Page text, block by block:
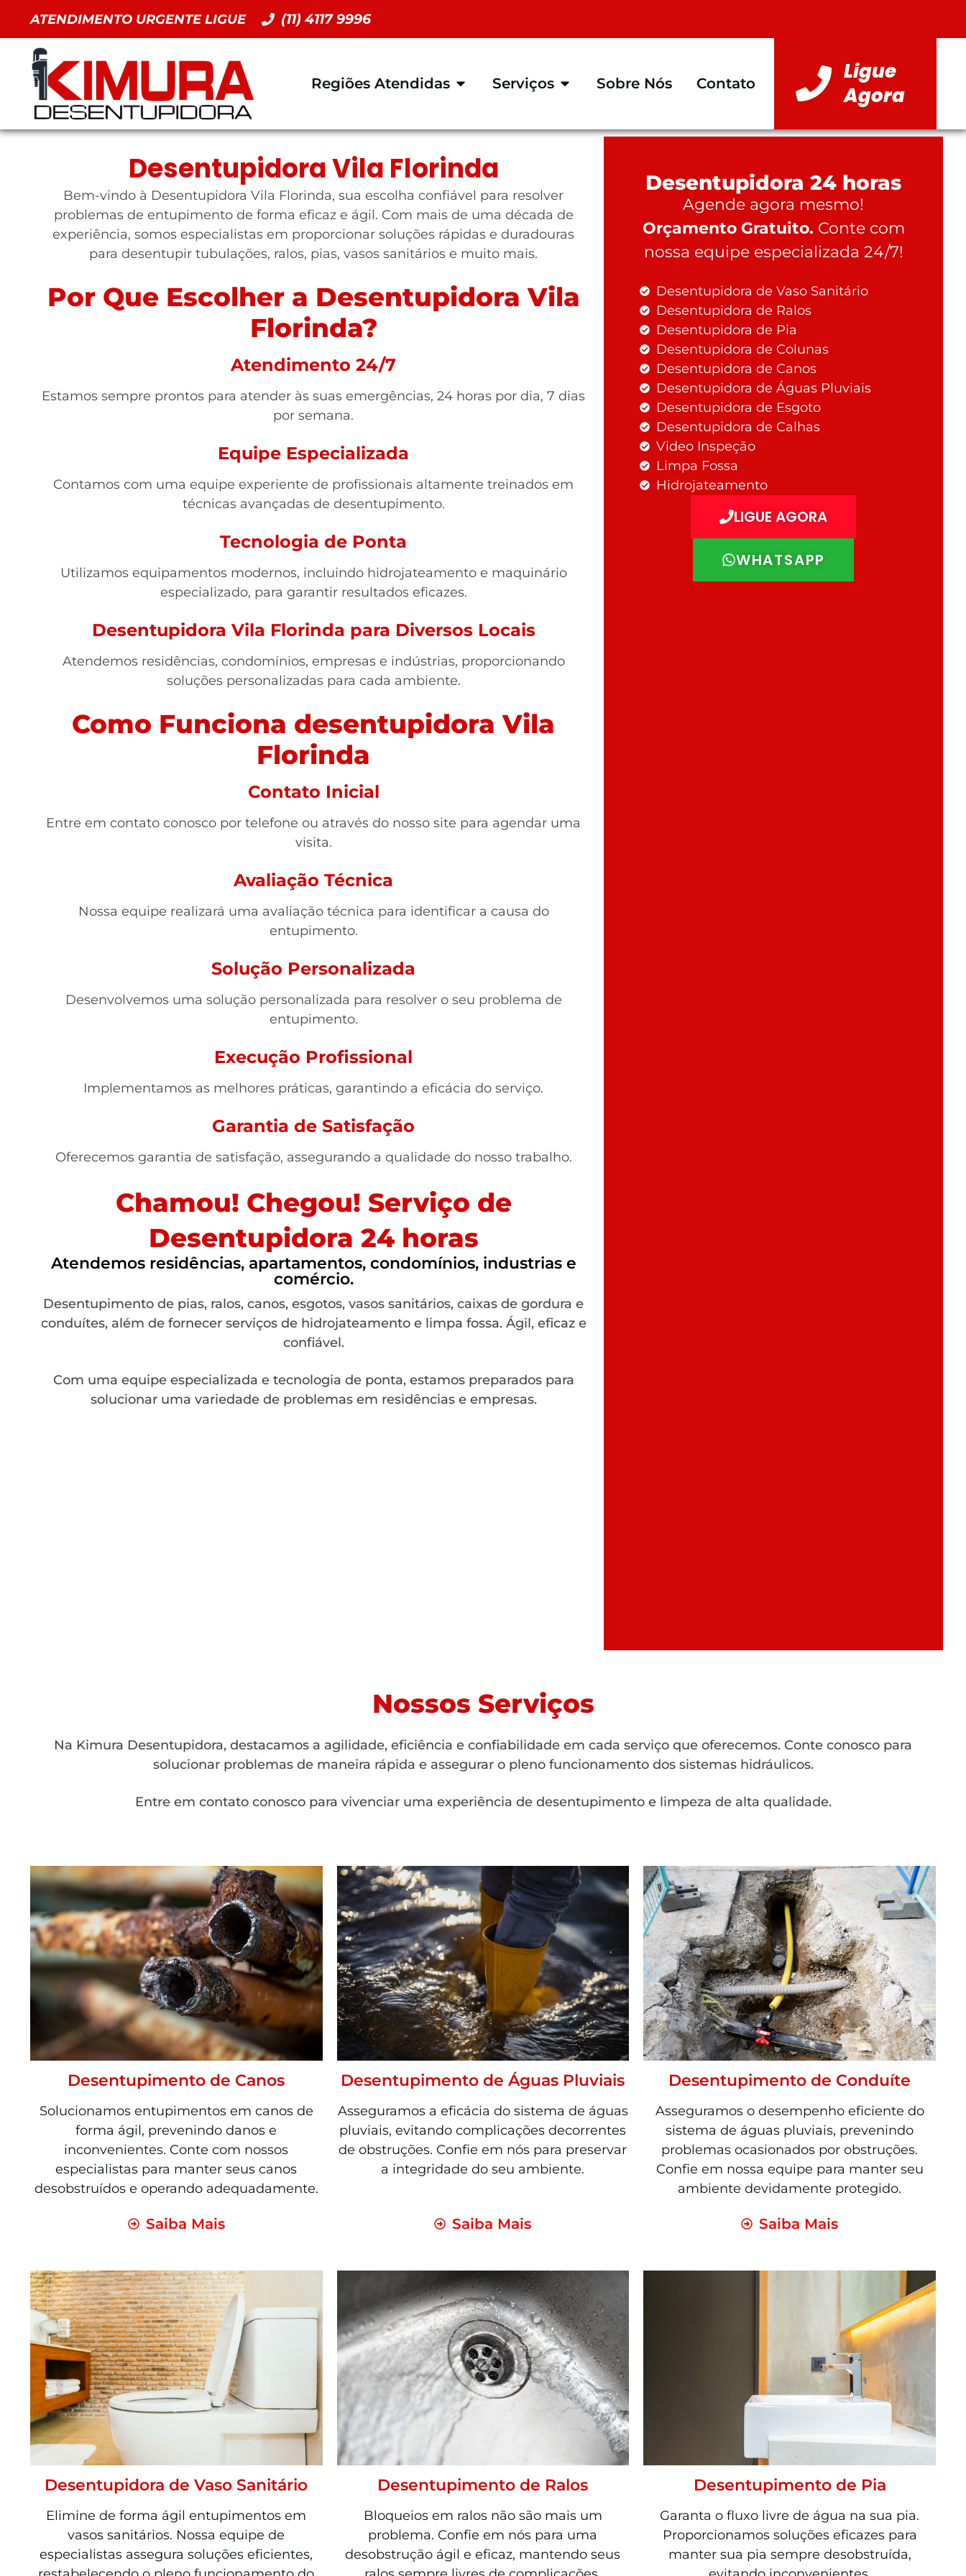
ATENDIMENTO URGENTE LIGUE (11) 4117 9996
Regiões Atendidas Serviços Sobre Nós Contato
Ligue
Agora
Desentupidora Vila Florinda
Bem-vindo à Desentupidora Vila Florinda, sua escolha confiável para resolver
problemas de entupimento de forma eficaz e ágil. Com mais de uma década de
experiência, somos especialistas em proporcionar soluções rápidas e duradouras
para desentupir tubulações, ralos, pias, vasos sanitários e muito mais.
Por Que Escolher a Desentupidora Vila
Florinda?
Atendimento 24/7
Estamos sempre prontos para atender às suas emergências, 24 horas por dia, 7 dias
por semana.
Equipe Especializada
Contamos com uma equipe experiente de profissionais altamente treinados em
técnicas avançadas de desentupimento.
Tecnologia de Ponta
Utilizamos equipamentos modernos, incluindo hidrojateamento e maquinário
especializado, para garantir resultados eficazes.
Desentupidora Vila Florinda para Diversos Locais
Atendemos residências, condomínios, empresas e indústrias, proporcionando
soluções personalizadas para cada ambiente.
Como Funciona desentupidora Vila
Florinda
Contato Inicial
Entre em contato conosco por telefone ou através do nosso site para agendar uma
visita.
Avaliação Técnica
Nossa equipe realizará uma avaliação técnica para identificar a causa do
entupimento.
Solução Personalizada
Desenvolvemos uma solução personalizada para resolver o seu problema de
entupimento.
Execução Profissional
Implementamos as melhores práticas, garantindo a eficácia do serviço.
Garantia de Satisfação
Oferecemos garantia de satisfação, assegurando a qualidade do nosso trabalho.
Chamou! Chegou! Serviço de
Desentupidora 24 horas
Atendemos residências, apartamentos, condomínios, industrias e
comércio.
Desentupimento de pias, ralos, canos, esgotos, vasos sanitários, caixas de gordura e
conduítes, além de fornecer serviços de hidrojateamento e limpa fossa. Ágil, eficaz e
confiável.
Com uma equipe especializada e tecnologia de ponta, estamos preparados para
solucionar uma variedade de problemas em residências e empresas.
Desentupidora 24 horas
Agende agora mesmo!
Orçamento Gratuito. Conte com
nossa equipe especializada 24/7!
Desentupidora de Vaso Sanitário
Desentupidora de Ralos
Desentupidora de Pia
Desentupidora de Colunas
Desentupidora de Canos
Desentupidora de Águas Pluviais
Desentupidora de Esgoto
Desentupidora de Calhas
Video Inspeção
Limpa Fossa
Hidrojateamento
LIGUE AGORA
WHATSAPP
Nossos Serviços
Na Kimura Desentupidora, destacamos a agilidade, eficiência e confiabilidade em cada serviço que oferecemos. Conte conosco para
solucionar problemas de maneira rápida e assegurar o pleno funcionamento dos sistemas hidráulicos.
Entre em contato conosco para vivenciar uma experiência de desentupimento e limpeza de alta qualidade.
Desentupimento de Canos
Solucionamos entupimentos em canos de
forma ágil, prevenindo danos e
inconvenientes. Conte com nossos
especialistas para manter seus canos
desobstruídos e operando adequadamente.
Saiba Mais
Desentupimento de Águas Pluviais
Asseguramos a eficácia do sistema de águas
pluviais, evitando complicações decorrentes
de obstruções. Confie em nós para preservar
a integridade do seu ambiente.
Saiba Mais
Desentupimento de Conduíte
Asseguramos o desempenho eficiente do
sistema de águas pluviais, prevenindo
problemas ocasionados por obstruções.
Confie em nossa equipe para manter seu
ambiente devidamente protegido.
Saiba Mais
Desentupidora de Vaso Sanitário
Elimine de forma ágil entupimentos em
vasos sanitários. Nossa equipe de
especialistas assegura soluções eficientes,
Desentupimento de Ralos
Bloqueios em ralos não são mais um
problema. Confie em nós para uma
desobstrução ágil e eficaz, mantendo seus
Desentupimento de Pia
Garanta o fluxo livre de água na sua pia.
Proporcionamos soluções eficazes para
manter sua pia sempre desobstruída,